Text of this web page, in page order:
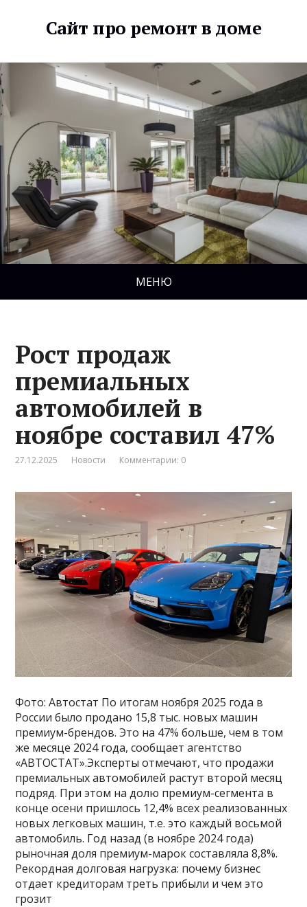
Сайт про ремонт в доме
МЕНЮ
Рост продаж
премиальных
автомобилей в
ноябре составил 47%
27.12.2025 Новости Комментарии: 0
Фото: Автостат По итогам ноября 2025 года в
России было продано 15,8 тыс. новых машин
премиум-брендов. Это на 47% больше, чем в том
же месяце 2024 года, сообщает агентство
«АВТОСТАТ».Эксперты отмечают, что продажи
премиальных автомобилей растут второй месяц
подряд. При этом на долю премиум-сегмента в
конце осени пришлось 12,4% всех реализованных
новых легковых машин, т.е. это каждый восьмой
автомобиль. Год назад (в ноябре 2024 года)
рыночная доля премиум-марок составляла 8,8%.
Рекордная долговая нагрузка: почему бизнес
отдает кредиторам треть прибыли и чем это
грозит